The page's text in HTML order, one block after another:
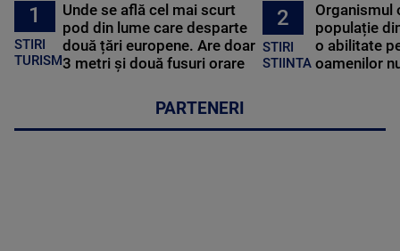
1
STIRI
TURISM
Unde se află cel mai scurt
pod din lume care desparte
două țări europene. Are doar
3 metri și două fusuri orare
2
STIRI
STIINTA
Organismul
populație
o abilitate
oamenilor
PARTENERI